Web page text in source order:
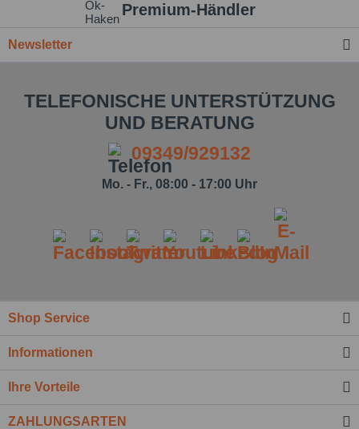
Premium-Händler
Newsletter
TELEFONISCHE UNTERSTÜTZUNG
UND BERATUNG
09349/929132
Mo. - Fr., 08:00 - 17:00 Uhr
Shop Service
Informationen
Ihre Vorteile
ZAHLUNGSARTEN